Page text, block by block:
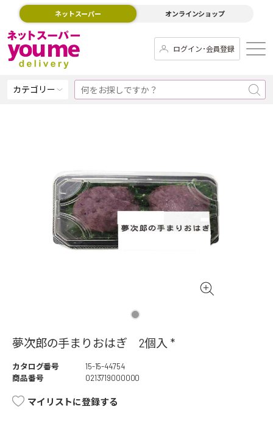
ネットスーパー オンラインショップ
ログイン･会員登録
カテゴリー
夢次郎の手まりおはぎ 2個入 *
カタログ番号
15-15-44754
商品番号
0213719000000
マイリストに登録する